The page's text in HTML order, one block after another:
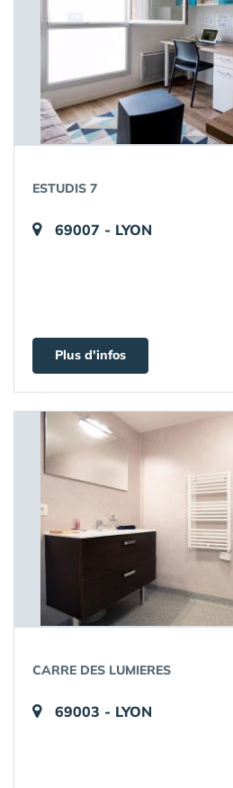
ESTUDIS 7
69007 - LYON
Plus d'infos
CARRE DES LUMIERES
69003 - LYON